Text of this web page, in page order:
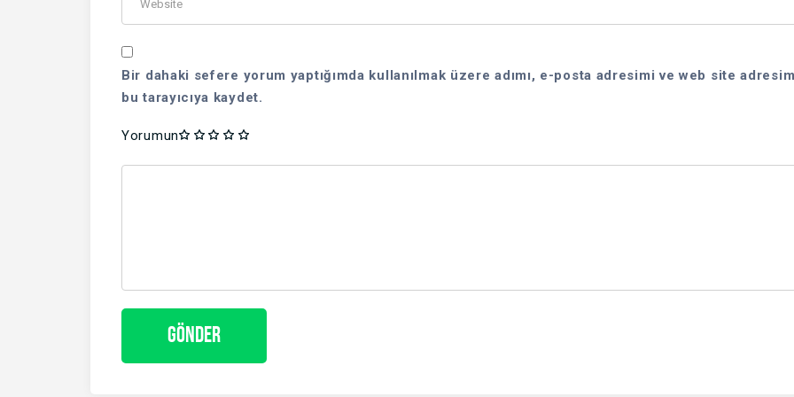
Bir dahaki sefere yorum yaptığımda kullanılmak üzere adımı, e-posta adresimi ve web site
bu tarayıcıya kaydet.
Yorumun